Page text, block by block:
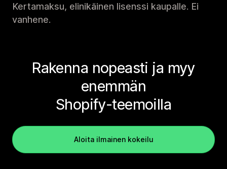
Kertamaksu, elinikäinen lisenssi kaupalle. Ei
vanhene.
Rakenna nopeasti ja myy
enemmän
Shopify-teemoilla
Aloita ilmainen kokeilu